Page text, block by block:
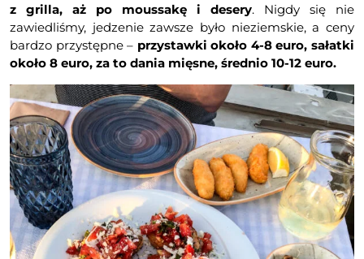
z grilla, aż po moussakę i desery. Nigdy się nie
zawiedliśmy, jedzenie zawsze było nieziemskie, a ceny
bardzo przystępne – przystawki około 4-8 euro, sałatki
około 8 euro, za to dania mięsne, średnio 10-12 euro.